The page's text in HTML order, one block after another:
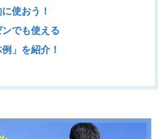
使おう！
でも使える
」を紹介！